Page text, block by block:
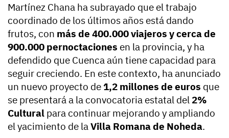
Martínez Chana ha subrayado que el trabajo
coordinado de los últimos años está dando
frutos, con más de 400.000 viajeros y cerca de
900.000 pernoctaciones en la provincia, y ha
defendido que Cuenca aún tiene capacidad para
seguir creciendo. En este contexto, ha anunciado
un nuevo proyecto de 1,2 millones de euros que
se presentará a la convocatoria estatal del 2%
Cultural para continuar mejorando y ampliando
el yacimiento de laVilla Romana de Noheda.